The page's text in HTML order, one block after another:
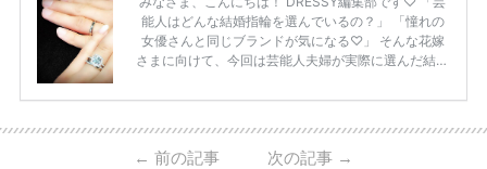
能人はどんな結婚指輪を選んでいるの？」 「憧れの
女優さんと同じブランドが気になる♡」 そんな花嫁
さまに向けて、今回は芸能人夫婦が実際に選んだ結婚
ーウィンストンやカルティエ、ティファニーなど世界
日本で人気のブランドまで幅広くご紹介。 さらに、
・愛用している芸能人夫婦 ・リングの特徴や魅力 ・
← 前の記事 次の記事 →